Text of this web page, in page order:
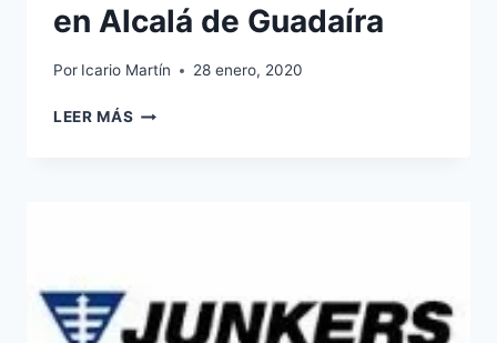
en Alcalá de Guadaíra
Por Icario Martín 28 enero, 2020
LEER MÁS SERVICIO